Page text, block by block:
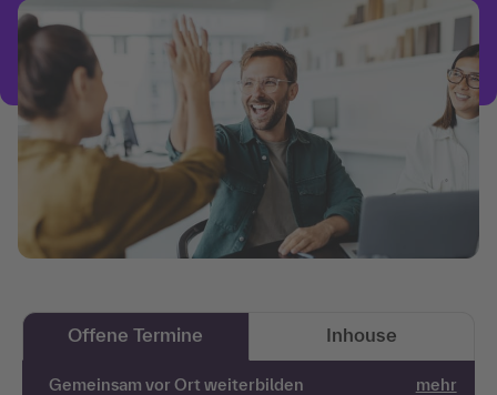
Offene Termine Inhouse
Gemeinsam vor Ort weiterbilden mehr